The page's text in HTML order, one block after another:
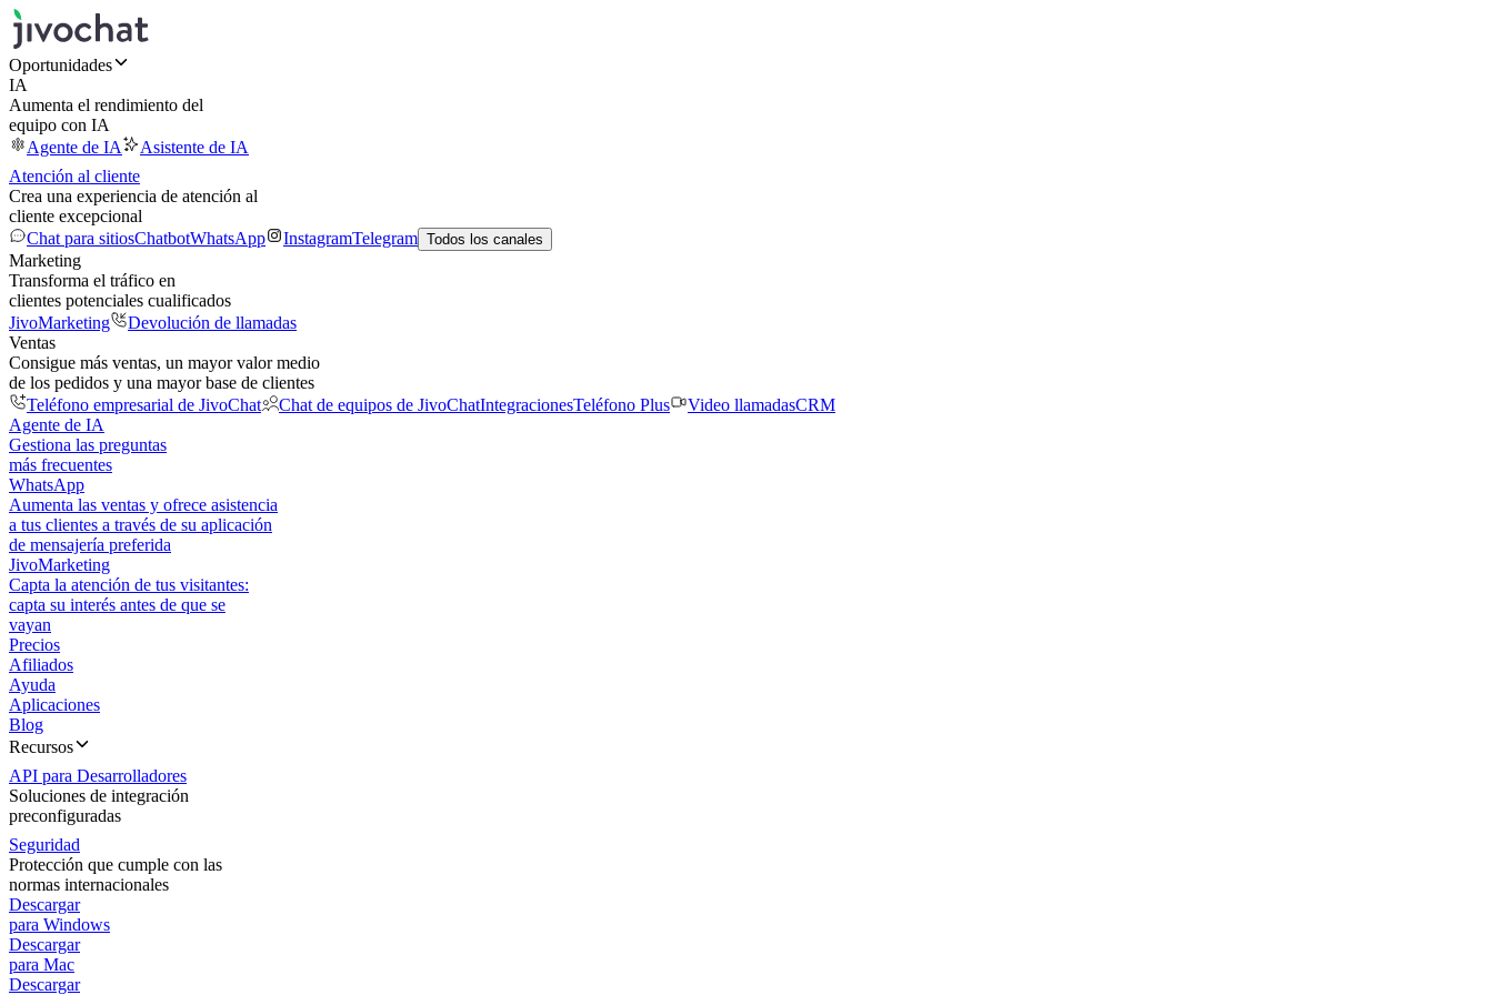
Oportunidades
IA
Aumenta el rendimiento del
equipo con IA
Agente de IA
Asistente de IA
Atención al cliente
Crea una experiencia de atención al
cliente excepcional
Chat para sitiosChatbotWhatsApp InstagramTelegram Todos los canales
Marketing
Transforma el tráfico en
clientes potenciales cualificados
JivoMarketing
Devolución de llamadas
Ventas
Consigue más ventas, un mayor valor medio
de los pedidos y una mayor base de clientes
Teléfono empresarial de JivoChat
Chat de equipos de JivoChatIntegracionesTeléfono Plus Video llamadasCRM
Agente de IA
Gestiona las preguntas
más frecuentes
WhatsApp
Aumenta las ventas y ofrece asistencia
a tus clientes a través de su aplicación
de mensajería preferida
JivoMarketing
Capta la atención de tus visitantes:
capta su interés antes de que se
vayan
Precios
Afiliados
Ayuda
Aplicaciones
Blog
Recursos
API para Desarrolladores
Soluciones de integración
preconfiguradas
Seguridad
Protección que cumple con las
normas internacionales
Descargar
para Windows
Descargar
para Mac
Descargar